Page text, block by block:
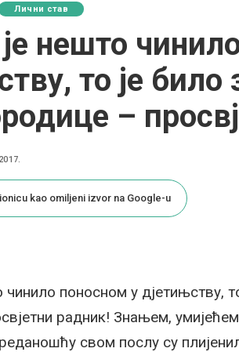
Лични став
нешто
то је
–
kao omiljeni izvor na Google-u
поносном у дјетињству,
радник! Знањем,
свом послу су